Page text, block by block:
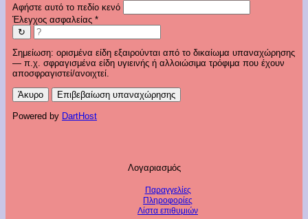
Αφήστε αυτό το πεδίο κενό
Έλεγχος ασφαλείας *
↻
Σημείωση: ορισμένα είδη εξαιρούνται από το δικαίωμα υπαναχώρησης
— π.χ. σφραγισμένα είδη υγιεινής ή αλλοιώσιμα τρόφιμα που έχουν
αποσφραγιστεί/ανοιχτεί.
Άκυρο Επιβεβαίωση υπαναχώρησης
Powered by DartHost
Λογαριασμός
Παραγγελίες
Πληροφορίες
Λίστα επιθυμιών